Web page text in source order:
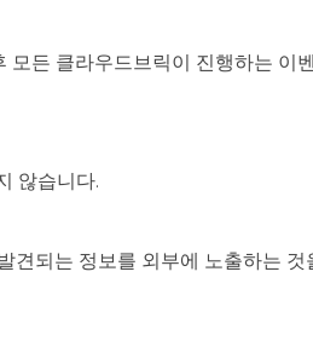
든 클라우드브릭이 진행하는 이
않습니다.
견되는 정보를 외부에 노출하는 것